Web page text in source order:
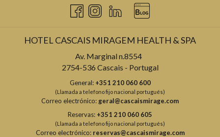
HOTEL CASCAIS MIRAGEM HEALTH & SPA
Av. Marginal n.8554
2754-536 Cascais - Portugal
General: +351 210 060 600
(Llamada a telefono fijo nacional portugués)
Correo electrónico: geral@cascaismirage.com
Reservas: +351 210 060 605
(Llamada a telefono fijo nacional portugués)
Correo electrónico: reservas@cascaismirage.com